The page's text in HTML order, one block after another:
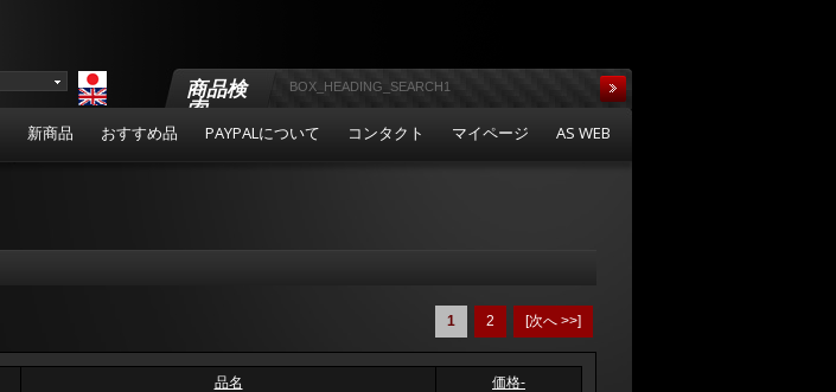
商品検
索
新商品 おすすめ品 PAYPALについて コンタクト マイページ AS WEB
1 2 [次へ >>]
品名 価格-